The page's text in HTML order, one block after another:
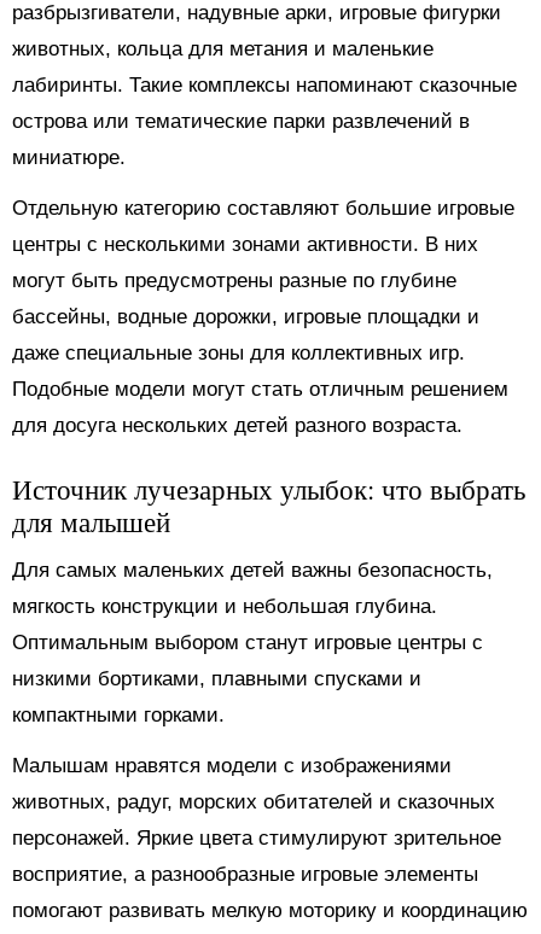
разбрызгиватели, надувные арки, игровые фигурки
животных, кольца для метания и маленькие
лабиринты. Такие комплексы напоминают сказочные
острова или тематические парки развлечений в
миниатюре.
Отдельную категорию составляют большие игровые
центры с несколькими зонами активности. В них
могут быть предусмотрены разные по глубине
бассейны, водные дорожки, игровые площадки и
даже специальные зоны для коллективных игр.
Подобные модели могут стать отличным решением
для досуга нескольких детей разного возраста.
Источник лучезарных улыбок: что выбрать
для малышей
Для самых маленьких детей важны безопасность,
мягкость конструкции и небольшая глубина.
Оптимальным выбором станут игровые центры с
низкими бортиками, плавными спусками и
компактными горками.
Малышам нравятся модели с изображениями
животных, радуг, морских обитателей и сказочных
персонажей. Яркие цвета стимулируют зрительное
восприятие, а разнообразные игровые элементы
помогают развивать мелкую моторику и координацию